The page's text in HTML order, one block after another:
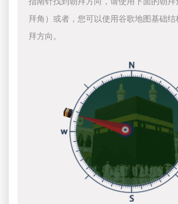
拜角）或者，您可以使用谷歌地图基础
拜方向。